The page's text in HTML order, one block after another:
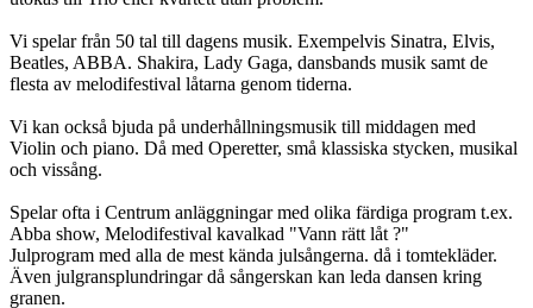
Vi spelar från 50 tal till dagens musik. Exempelvis Sinatra, Elvis,
Beatles, ABBA. Shakira, Lady Gaga, dansbands musik samt de
flesta av melodifestival låtarna genom tiderna.
Vi kan också bjuda på underhållningsmusik till middagen med
Violin och piano. Då med Operetter, små klassiska stycken, musikal
och vissång.
Spelar ofta i Centrum anläggningar med olika färdiga program t.ex.
Abba show, Melodifestival kavalkad "Vann rätt låt ?"
Julprogram med alla de mest kända julsångerna. då i tomtekläder.
Även julgransplundringar då sångerskan kan leda dansen kring
granen.